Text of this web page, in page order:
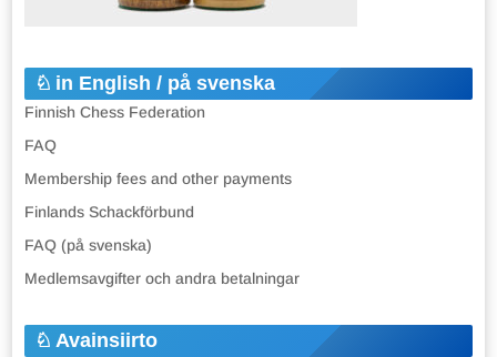
in English / på svenska
Finnish Chess Federation
FAQ
Membership fees and other payments
Finlands Schackförbund
FAQ (på svenska)
Medlemsavgifter och andra betalningar
Avainsiirto